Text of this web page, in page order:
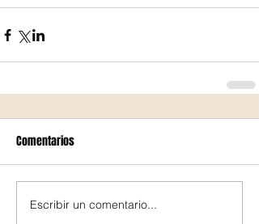
Comentarios
Escribir un comentario...